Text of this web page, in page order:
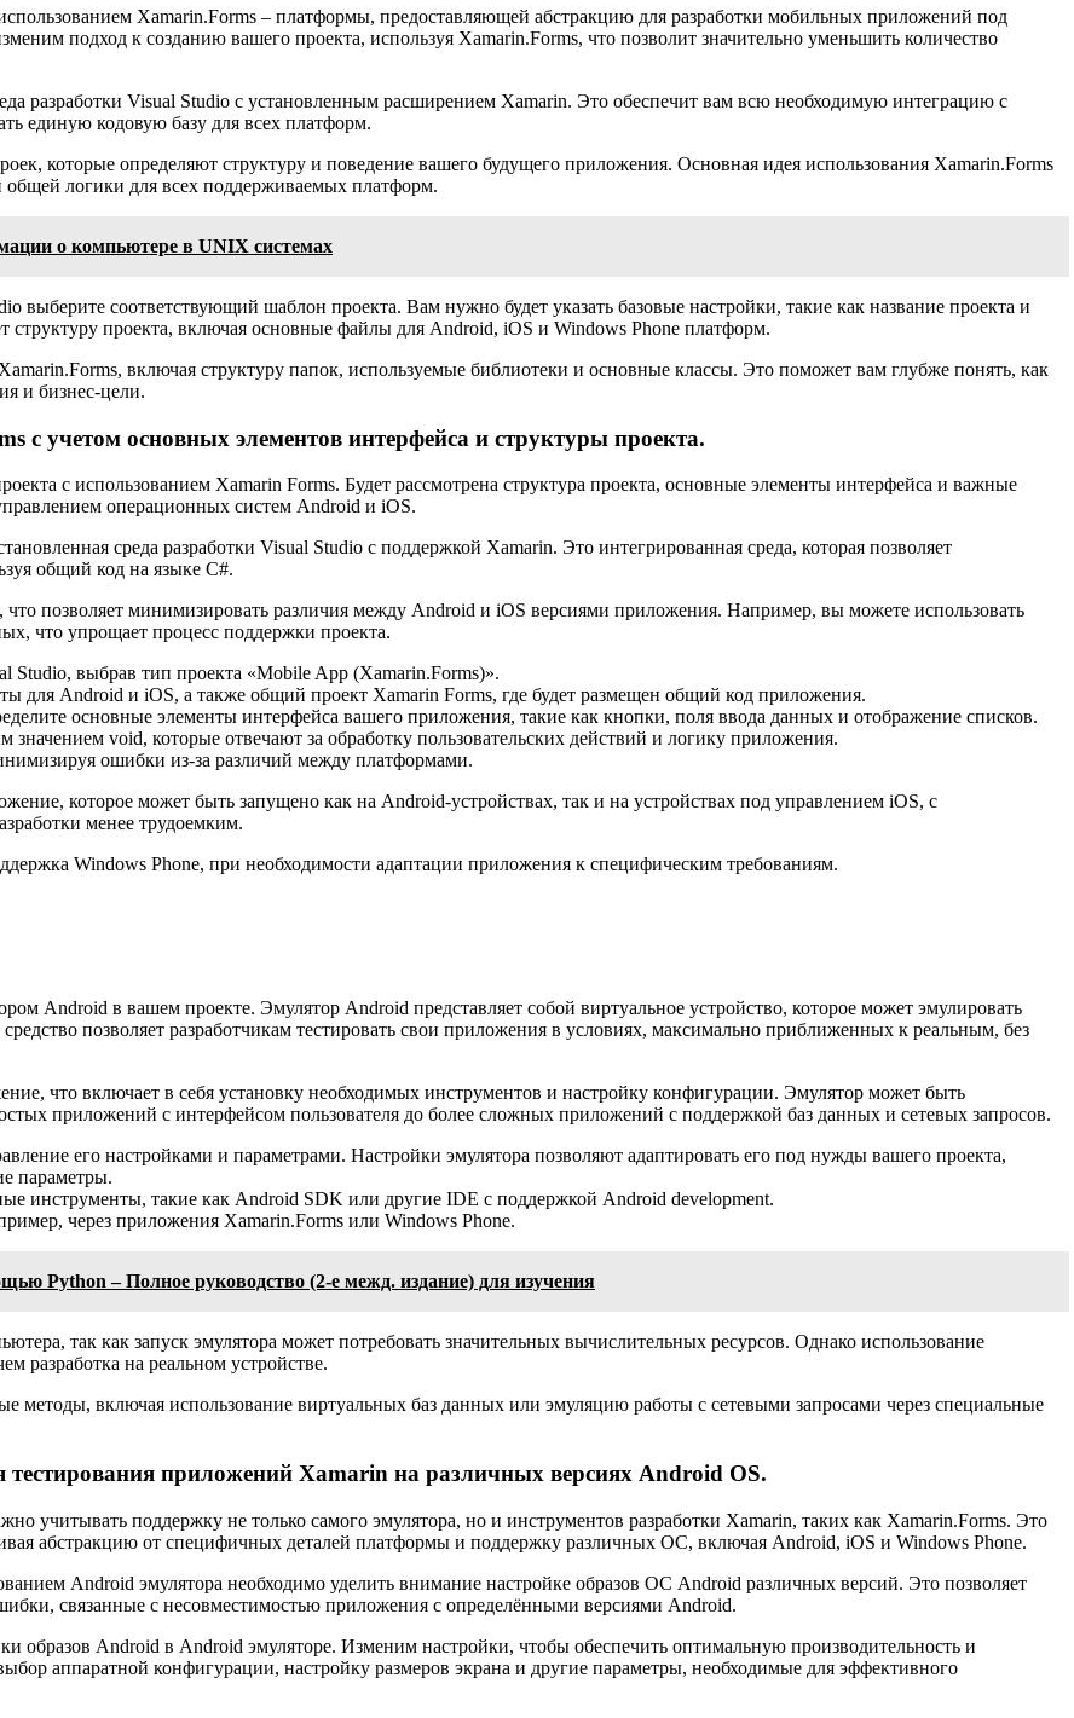
Xamarin.Forms – платформы, предоставляющей абстракцию для разработки мобильных приложений под
подход к созданию вашего проекта, используя Xamarin.Forms, что позволит значительно уменьшить количество
разработки Visual Studio с установленным расширением Xamarin. Это обеспечит вам всю необходимую интеграцию с
единую кодовую базу для всех платформ.
которые определяют структуру и поведение вашего будущего приложения. Основная идея использования Xamarin.Forms
общей логики для всех поддерживаемых платформ.
о компьютере в UNIX системах
выберите соответствующий шаблон проекта. Вам нужно будет указать базовые настройки, такие как название проекта и
структуру проекта, включая основные файлы для Android, iOS и Windows Phone платформ.
включая структуру папок, используемые библиотеки и основные классы. Это поможет вам глубже понять, как
и бизнес-цели.
с учетом основных элементов интерфейса и структуры проекта.
с использованием Xamarin Forms. Будет рассмотрена структура проекта, основные элементы интерфейса и важные
операционных систем Android и iOS.
среда разработки Visual Studio с поддержкой Xamarin. Это интегрированная среда, которая позволяет
общий код на языке C#.
что позволяет минимизировать различия между Android и iOS версиями приложения. Например, вы можете использовать
что упрощает процесс поддержки проекта.
Studio, выбрав тип проекта «Mobile App (Xamarin.Forms)».
для Android и iOS, а также общий проект Xamarin Forms, где будет размещен общий код приложения.
основные элементы интерфейса вашего приложения, такие как кнопки, поля ввода данных и отображение списков.
значением void, которые отвечают за обработку пользовательских действий и логику приложения.
ошибки из-за различий между платформами.
которое может быть запущено как на Android-устройствах, так и на устройствах под управлением iOS, с
менее трудоемким.
Windows Phone, при необходимости адаптации приложения к специфическим требованиям.
Android в вашем проекте. Эмулятор Android представляет собой виртуальное устройство, которое может эмулировать
позволяет разработчикам тестировать свои приложения в условиях, максимально приближенных к реальным, без
что включает в себя установку необходимых инструментов и настройку конфигурации. Эмулятор может быть
приложений с интерфейсом пользователя до более сложных приложений с поддержкой баз данных и сетевых запросов.
его настройками и параметрами. Настройки эмулятора позволяют адаптировать его под нужды вашего проекта,
параметры.
инструменты, такие как Android SDK или другие IDE с поддержкой Android development.
через приложения Xamarin.Forms или Windows Phone.
Python – Полное руководство (2-е межд. издание) для изучения
так как запуск эмулятора может потребовать значительных вычислительных ресурсов. Однако использование
разработка на реальном устройстве.
методы, включая использование виртуальных баз данных или эмуляцию работы с сетевыми запросами через специальные
приложений Xamarin на различных версиях Android OS.
учитывать поддержку не только самого эмулятора, но и инструментов разработки Xamarin, таких как Xamarin.Forms. Это
абстракцию от специфичных деталей платформы и поддержку различных ОС, включая Android, iOS и Windows Phone.
Android эмулятора необходимо уделить внимание настройке образов ОС Android различных версий. Это позволяет
связанные с несовместимостью приложения с определёнными версиями Android.
образов Android в Android эмуляторе. Изменим настройки, чтобы обеспечить оптимальную производительность и
аппаратной конфигурации, настройку размеров экрана и другие параметры, необходимые для эффективного